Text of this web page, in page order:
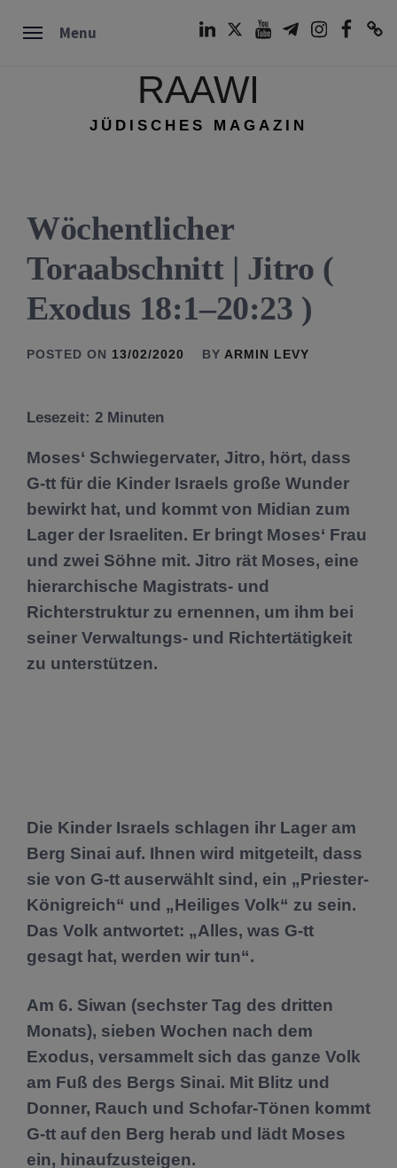
Menu
RAAWI
JÜDISCHES MAGAZIN
Wöchentlicher
Toraabschnitt | Jitro (
Exodus 18:1–20:23 )
POSTED ON 13/02/2020 BY ARMIN LEVY
Lesezeit: 2 Minuten
Moses‘ Schwiegervater, Jitro, hört, dass
G-tt für die Kinder Israels große Wunder
bewirkt hat, und kommt von Midian zum
Lager der Israeliten. Er bringt Moses‘ Frau
und zwei Söhne mit. Jitro rät Moses, eine
hierarchische Magistrats- und
Richterstruktur zu ernennen, um ihm bei
seiner Verwaltungs- und Richtertätigkeit
zu unterstützen.
Die Kinder Israels schlagen ihr Lager am
Berg Sinai auf. Ihnen wird mitgeteilt, dass
sie von G-tt auserwählt sind, ein „Priester-
Königreich“ und „Heiliges Volk“ zu sein.
Das Volk antwortet: „Alles, was G-tt
gesagt hat, werden wir tun“.
Am 6. Siwan (sechster Tag des dritten
Monats), sieben Wochen nach dem
Exodus, versammelt sich das ganze Volk
am Fuß des Bergs Sinai. Mit Blitz und
Donner, Rauch und Schofar-Tönen kommt
G-tt auf den Berg herab und lädt Moses
ein, hinaufzusteigen.